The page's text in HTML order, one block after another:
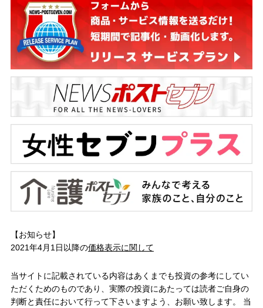
【お知らせ】
2021年4月1日以降の価格表示に関して
当サイトに記載されている内容はあくまでも投資の参考にしてい
ただくためのものであり、実際の投資にあたっては読者ご自身の
判断と責任において行って下さいますよう、お願い致します。 当